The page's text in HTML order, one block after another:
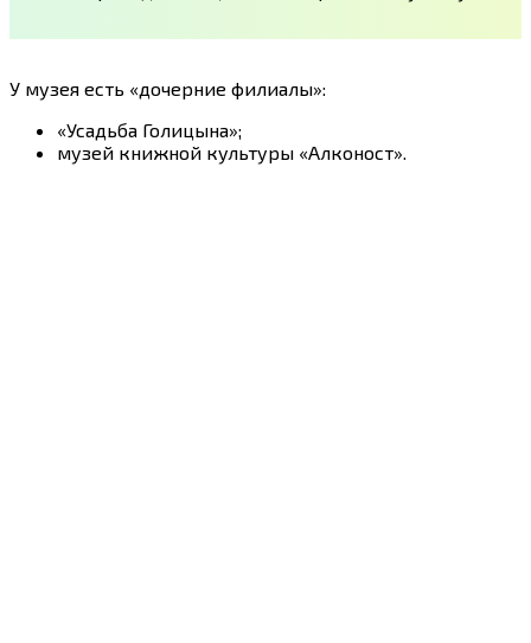
У музея есть «дочерние филиалы»:
«Усадьба Голицына»;
музей книжной культуры «Алконост».